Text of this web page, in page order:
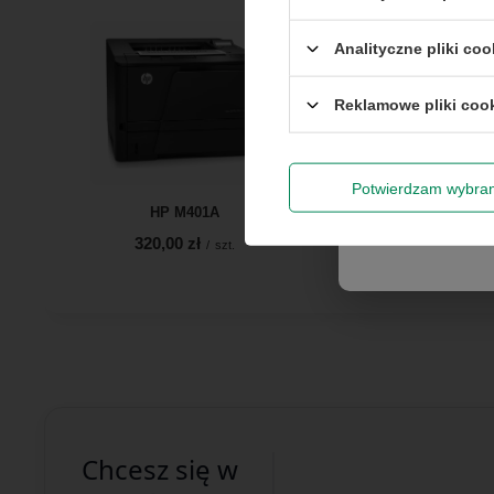
HP M401A
320,00 zł / szt.
HP LaserJet Pro M404dn
480,00 zł / szt.
Chcesz się w
Wyrażam
Analityczne pliki
Reklamowe pliki
Potwierdzam